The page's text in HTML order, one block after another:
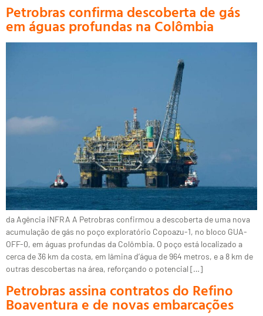
Petrobras confirma descoberta de gás
em águas profundas na Colômbia
da Agência iNFRA A Petrobras confirmou a descoberta de uma nova
acumulação de gás no poço exploratório Copoazu-1, no bloco GUA-
OFF-0, em águas profundas da Colômbia. O poço está localizado a
cerca de 36 km da costa, em lâmina d’água de 964 metros, e a 8 km de
outras descobertas na área, reforçando o potencial […]
Petrobras assina contratos do Refino
Boaventura e de novas embarcações